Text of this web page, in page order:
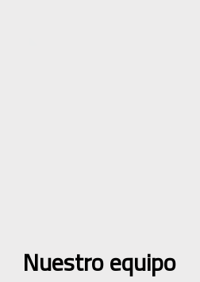
Nuestro equipo